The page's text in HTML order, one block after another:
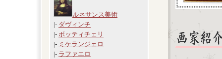
ルネサンス美術
|- ダヴィンチ
|- ボッティチェリ
|- ミケランジェロ
|- ラファエロ